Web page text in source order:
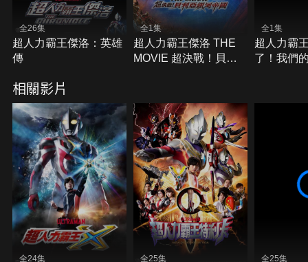
全26集
超人力霸王傑洛：英雄
傳
全1集
超人力霸王傑洛 THE
MOVIE 超決戰！貝利
全1集
超人力霸
了！我們
相關影片
全24集 全25集 全25集